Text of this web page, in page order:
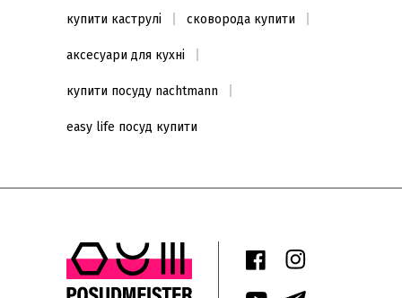
купити каструлі сковорода купити
аксесуари для кухні
купити посуду nachtmann
easy life посуд купити